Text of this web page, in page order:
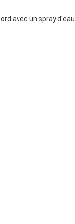
avec un spray d'eau